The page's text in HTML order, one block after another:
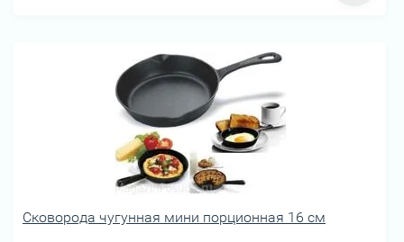
Сковорода чугунная мини порционная 16 см